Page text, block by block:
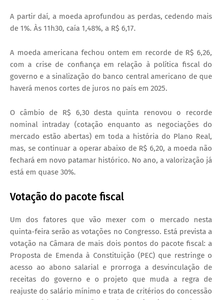
A partir daí, a moeda aprofundou as perdas, cedendo mais
de 1%. Às 11h30, caía 1,48%, a R$ 6,17.
A moeda americana fechou ontem em recorde de R$ 6,26,
com a crise de confiança em relação à política fiscal do
governo e a sinalização do banco central americano de que
haverá menos cortes de juros no país em 2025.
O câmbio de R$ 6,30 desta quinta renovou o recorde
nominal intraday (cotação enquanto as negociações do
mercado estão abertas) em toda a história do Plano Real,
mas, se continuar a operar abaixo de R$ 6,20, a moeda não
fechará em novo patamar histórico. No ano, a valorização já
está em quase 30%.
Votação do pacote fiscal
Um dos fatores que vão mexer com o mercado nesta
quinta-feira serão as votações no Congresso. Está prevista a
votação na Câmara de mais dois pontos do pacote fiscal: a
Proposta de Emenda à Constituição (PEC) que restringe o
acesso ao abono salarial e prorroga a desvinculação de
receitas do governo e o projeto que muda a regra de
reajuste do salário mínimo e trata de critérios do concessão